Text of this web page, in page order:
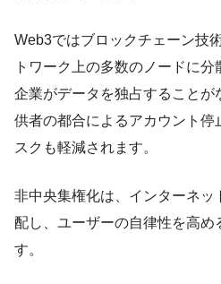
Web3ではブロックチェーン技
トワーク上の多数のノードに
企業がデータを独占することが
供者の都合によるアカウント停
スクも軽減されます。
非中央集権化は、インターネッ
配し、ユーザーの自律性を高め
す。